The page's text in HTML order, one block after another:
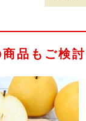
品もご検討